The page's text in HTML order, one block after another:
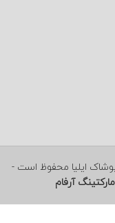
پوشاک ایلیا محفوظ است -
آرفام